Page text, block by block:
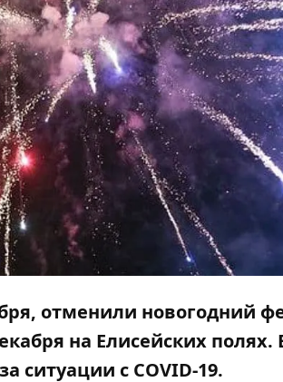
отменили новогодний
на Елисейских полях.
ситуации с COVID-19.